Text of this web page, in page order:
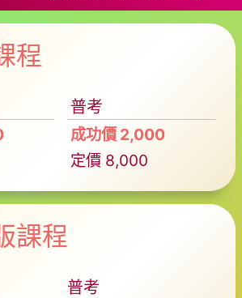
程
普考
成功價 2,000
定價 8,000
課程
普考